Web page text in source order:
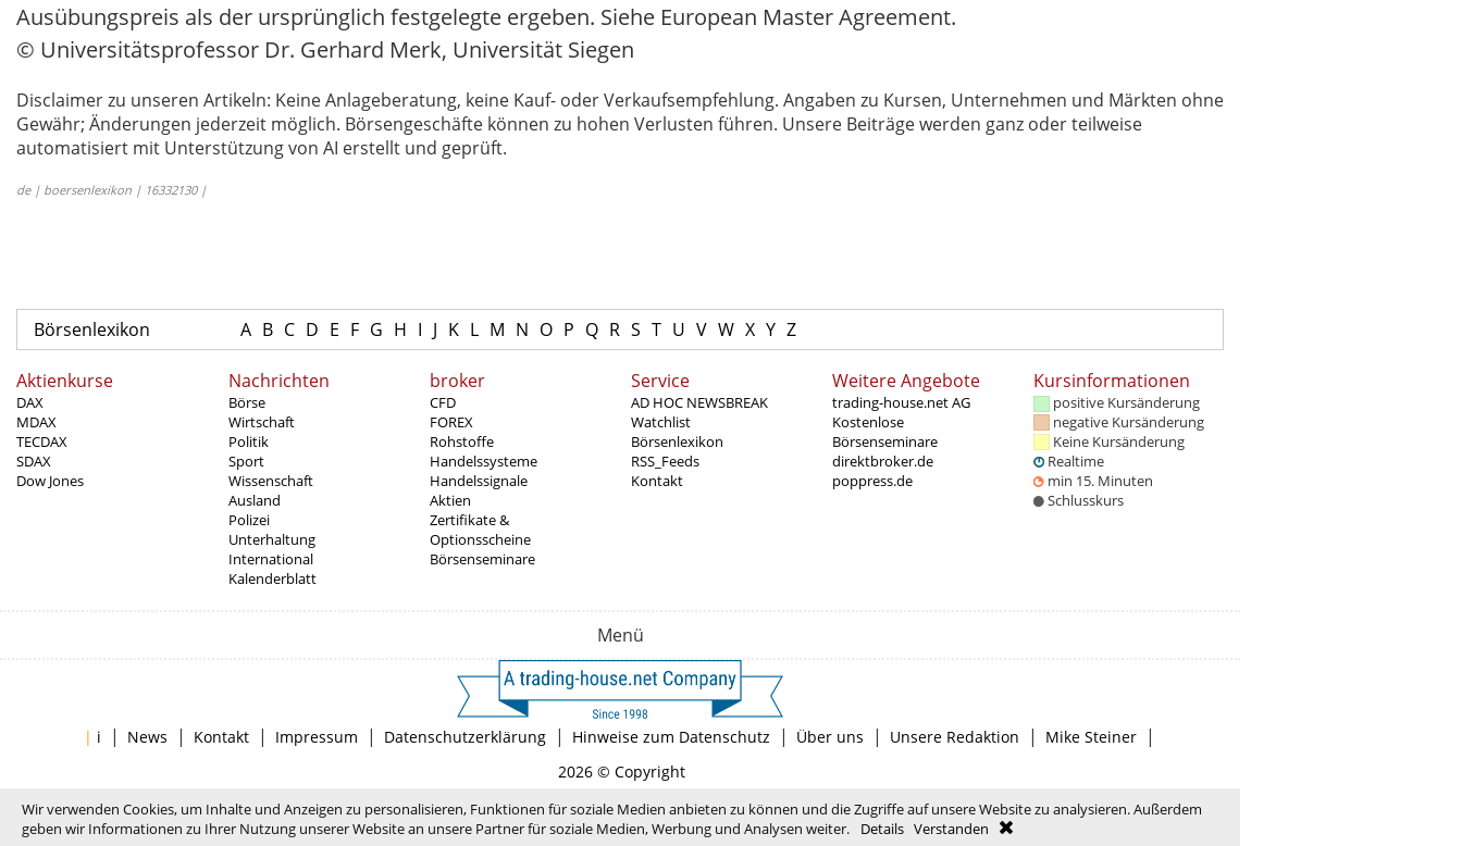
Ausübungspreis als der ursprünglich festgelegte ergeben. Siehe European Master Agreement.
© Universitätsprofessor Dr. Gerhard Merk, Universität Siegen
Disclaimer zu unseren Artikeln: Keine Anlageberatung, keine Kauf- oder Verkaufsempfehlung. Angaben zu Kursen, Unternehmen und Märkten ohne
Gewähr; Änderungen jederzeit möglich. Börsengeschäfte können zu hohen Verlusten führen. Unsere Beiträge werden ganz oder teilweise
automatisiert mit Unterstützung von AI erstellt und geprüft.
de | boersenlexikon | 16332130 |
Börsenlexikon A B C D E F G H I J K L M N O P Q R S T U V W X Y Z
Aktienkurse
DAX
MDAX
TECDAX
SDAX
Dow Jones
Nachrichten
Börse
Wirtschaft
Politik
Sport
Wissenschaft
Ausland
Polizei
Unterhaltung
International
Kalenderblatt
broker
CFD
FOREX
Rohstoffe
Handelssysteme
Handelssignale
Aktien
Zertifikate &
Optionsscheine
Börsenseminare
Service
AD HOC NEWSBREAK
Watchlist
Börsenlexikon
RSS_Feeds
Kontakt
Weitere Angebote
trading-house.net AG
Kostenlose
Börsenseminare
direktbroker.de
poppress.de
Kursinformationen
positive Kursänderung
negative Kursänderung
Keine Kursänderung
Realtime
min 15. Minuten
Schlusskurs
Menü
| i | News | Kontakt | Impressum | Datenschutzerklärung | Hinweise zum Datenschutz | Über uns | Unsere Redaktion | Mike Steiner |
2026 © Copyright
Wir verwenden Cookies, um Inhalte und Anzeigen zu personalisieren, Funktionen für soziale Medien anbieten zu können und die Zugriffe auf unsere Website zu analysieren. Außerdem
geben wir Informationen zu Ihrer Nutzung unserer Website an unsere Partner für soziale Medien, Werbung und Analysen weiter.
Details Verstanden